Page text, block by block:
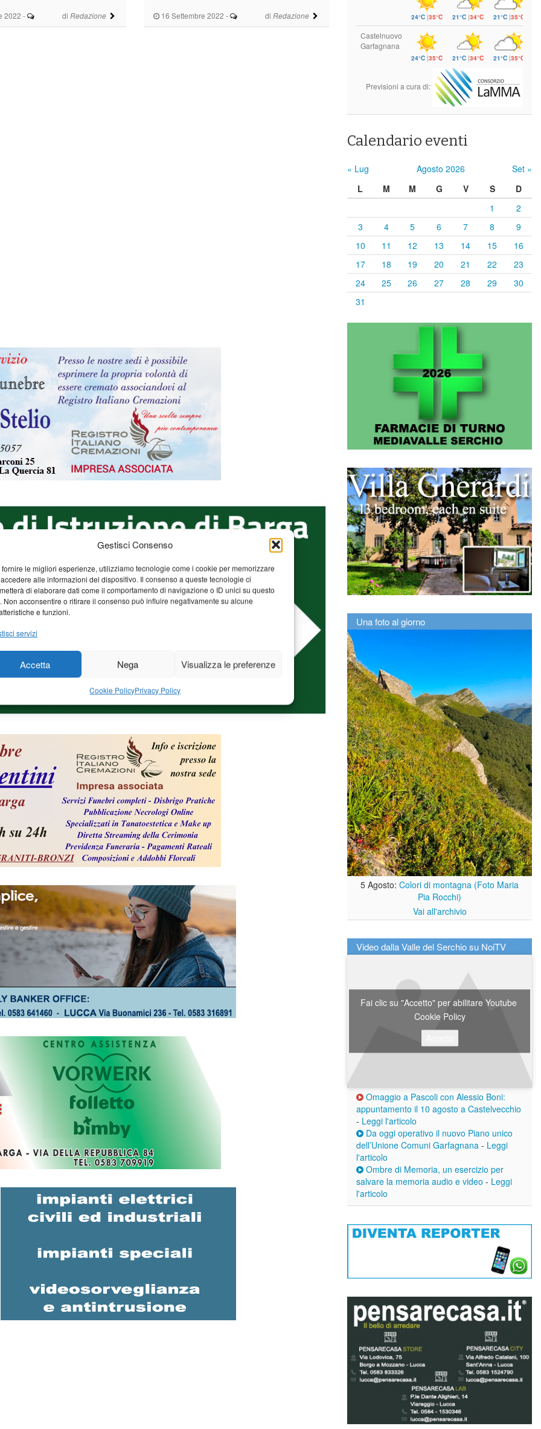
Gestisci Consenso
fornire le migliori esperienze, utilizziamo tecnologie come i cookie per memorizzare
alle informazioni del dispositivo. Il consenso a queste tecnologie ci
di elaborare dati come il comportamento di navigazione o ID unici su questo
Non acconsentire o ritirare il consenso può influire negativamente su alcune
e funzioni.
servizi
Accetta Nega Visualizza le preferenze
Cookie PolicyPrivacy Policy
2022 - di Redazione 16 Settembre 2022 - di Redazione 24°C |35°C 21°C |34°C 21°C |35°C
Castelnuovo
Garfagnana
24°C |35°C 21°C |34°C 21°C |35°C
Previsioni a cura di:
Calendario eventi
« Lug Agosto 2026
Set »
L
M M G V S
D
1
2
3
4 5 6 7 8
9
10
11 12 13 14 15
16
17
18 19 20 21 22
23
24
25 26 27 28 29
30
31
Una foto al giorno
5 Agosto: Colori di montagna (Foto Maria
Pia Rocchi)
Vai all'archivio
Video dalla Valle del Serchio su NoiTV
Fai clic su "Accetto" per abilitare Youtube
Cookie Policy
Omaggio a Pascoli con Alessio Boni:
appuntamento il 10 agosto a Castelvecchio
- Leggi l'articolo
Da oggi operativo il nuovo Piano unico
dell’Unione Comuni Garfagnana - Leggi
l'articolo
Ombre di Memoria, un esercizio per
salvare la memoria audio e video - Leggi
l'articolo